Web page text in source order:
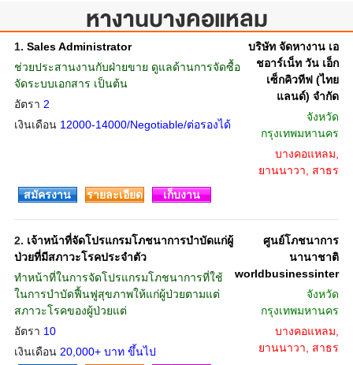
หางานบางคอแหลม
1. Sales Administrator
ช่วยประสานงานกับฝ่ายขาย ดูแลด้านการจัดซื้อ
จัดระบบเอกสาร เป็นต้น
อัตรา 2
เงินเดือน 12000-14000/Negotiable/ต่อรองได้
บริษัท จัดหางาน เอ
ชอาร์เน็ท วัน เอ็ก
เซ็กคิวทีฟ (ไทย
แลนด์) จำกัด
จังหวัด
กรุงเทพมหานคร
บางคอแหลม,
ยานนาวา, สาธร
สมัครงาน
รายละเอียด เก็บงาน
2. เจ้าหน้าที่จัดโปรแกรมโภชนาการบำบัดแก่ผู้
ป่วยที่มีสภาวะโรคประจำตัว
ทำหน้าที่ในการจัดโปรแกรมโภชนาการที่ใช้
ในการบำบัดฟื้นฟูสุขภาพให้แก่ผู้ป่วยตามแต่
สภาวะโรคของผู้ป่วยแต่
อัตรา 10
เงินเดือน 20,000+ บาท ขึ้นไป
ศูนย์โภชนาการ
นานาชาติ
worldbusinessinter
จังหวัด
กรุงเทพมหานคร
บางคอแหลม,
ยานนาวา, สาธร